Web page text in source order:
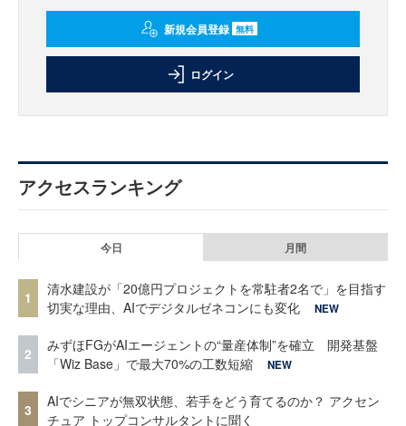
新規会員登録 無料
ログイン
アクセスランキング
今日 月間
1
清水建設が「20億円プロジェクトを常駐者2名で」を目指す
切実な理由、AIでデジタルゼネコンにも変化
NEW
2
みずほFGがAIエージェントの“量産体制”を確立 開発基盤
「Wiz Base」で最大70%の工数短縮
NEW
3
AIでシニアが無双状態、若手をどう育てるのか？ アクセン
チュア トップコンサルタントに聞く